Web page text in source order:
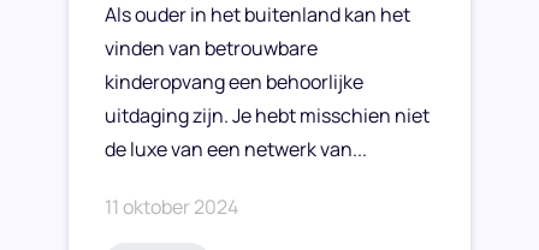
Als ouder in het buitenland kan het
vinden van betrouwbare
kinderopvang een behoorlijke
uitdaging zijn. Je hebt misschien niet
de luxe van een netwerk van...
11 oktober 2024